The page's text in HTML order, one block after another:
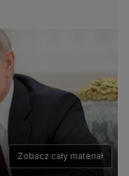
Zobacz cały materiał